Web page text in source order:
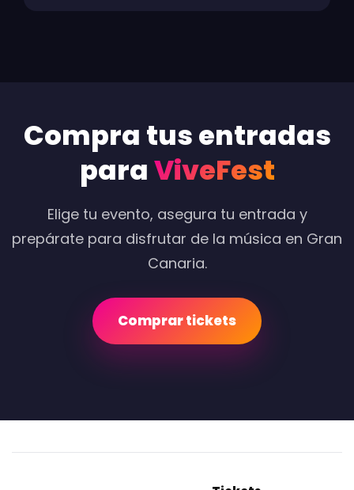
Compra tus entradas
paraViveFest
Elige tu evento, asegura tu entrada y
prepárate para disfrutar de la música en Gran
Canaria.
Comprar tickets